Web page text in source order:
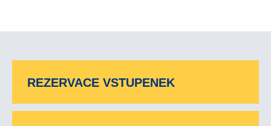
REZERVACE VSTUPENEK